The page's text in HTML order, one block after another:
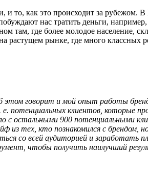
то, как это происходит за рубежом.
нас тратить деньги,
там, где более молодое население,
растущем рынке, где много классных
этом говорит и мой опыт работы
потенциальных клиентов, которые
остальными 900 потенциальными
тех, кто познакомился с брендом,
со всей аудиторией и заработать
чтобы получить наилучший